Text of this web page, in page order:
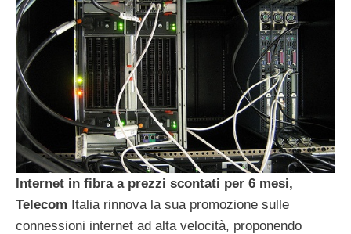
Internet in fibra a prezzi scontati per 6 mesi,
Telecom Italia rinnova la sua promozione sulle
connessioni internet ad alta velocità, proponendo